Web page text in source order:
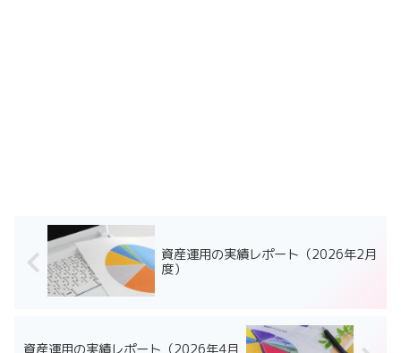
資産運用の実績レポート（2026年2月
度）